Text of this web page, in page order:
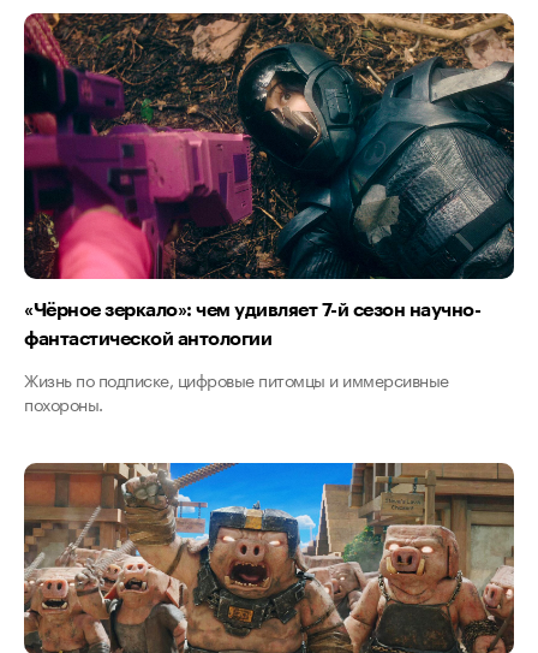
«Чёрное зеркало»: чем удивляет 7-й сезон научно-
фантастической антологии
Жизнь по подписке, цифровые питомцы и иммерсивные
похороны.